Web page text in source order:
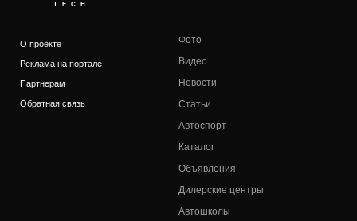
TECH
О проекте
Реклама на портале
Партнерам
Обратная связь
Фото
Видео
Новости
Статьи
Автоспорт
Каталог
Объявления
Дилерские центры
Автошколы